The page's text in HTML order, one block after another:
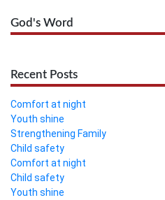
God's Word
Recent Posts
Comfort at night
Youth shine
Strengthening Family
Child safety
Comfort at night
Child safety
Youth shine